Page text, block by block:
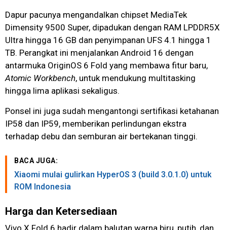
Dapur pacunya mengandalkan chipset MediaTek
Dimensity 9500 Super, dipadukan dengan RAM LPDDR5X
Ultra hingga 16 GB dan penyimpanan UFS 4.1 hingga 1
TB. Perangkat ini menjalankan Android 16 dengan
antarmuka OriginOS 6 Fold yang membawa fitur baru,
Atomic Workbench, untuk mendukung multitasking
hingga lima aplikasi sekaligus.
Ponsel ini juga sudah mengantongi sertifikasi ketahanan
IP58 dan IP59, memberikan perlindungan ekstra
terhadap debu dan semburan air bertekanan tinggi.
BACA JUGA:
Xiaomi mulai gulirkan HyperOS 3 (build 3.0.1.0) untuk
ROM Indonesia
Harga dan Ketersediaan
Vivo X Fold 6 hadir dalam balutan warna biru, putih, dan